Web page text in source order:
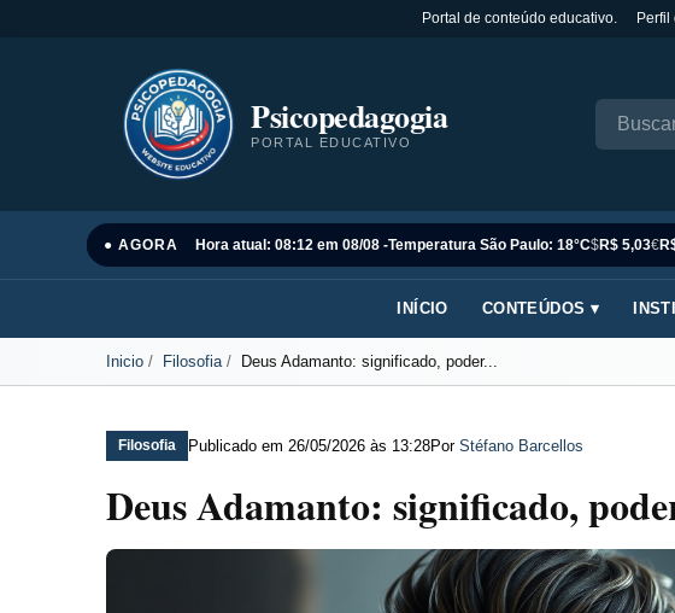
Portal de conteúdo educativo. Perfil
Psicopedagogia
PORTAL EDUCATIVO
● AGORA Hora atual: 08:12 em 08/08 -Temperatura São Paulo: 18°C$R$ 5,03€
INÍCIO CONTEÚDOS ▾
Inicio Filosofia Deus Adamanto: significado, poder...
Filosofia Publicado em 26/05/2026 às 13:28Por Stéfano Barcellos
Deus Adamanto: significado,